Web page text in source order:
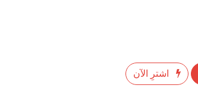
اشترِ الآن